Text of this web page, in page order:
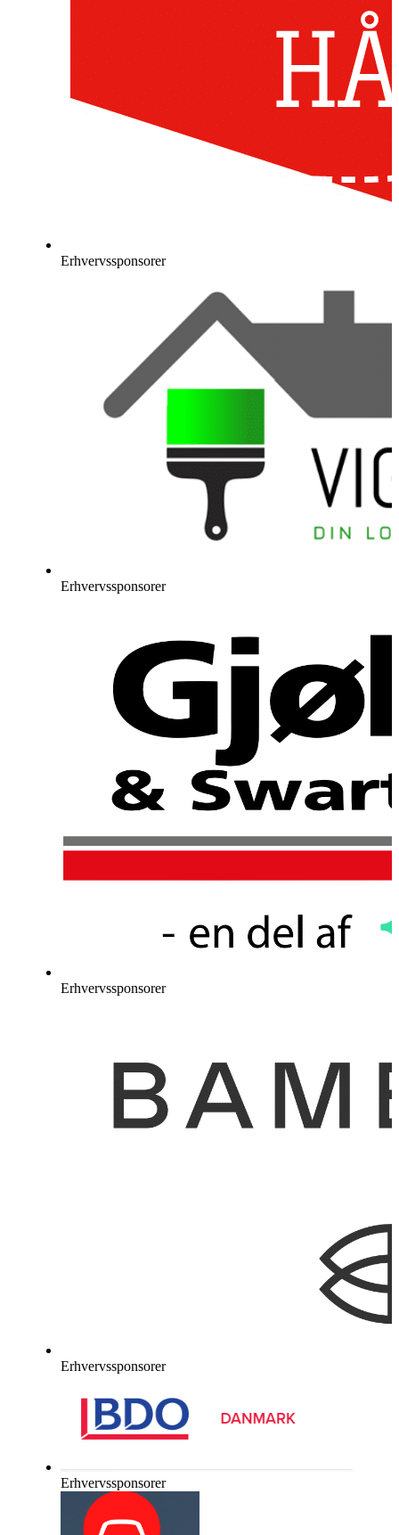
Erhvervssponsorer
Erhvervssponsorer
Erhvervssponsorer
Erhvervssponsorer
Erhvervssponsorer